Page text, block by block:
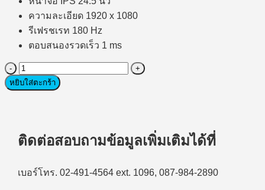
ความละเอียด 1920 x 1080
รีเฟรชเรท 180 Hz
ตอบสนองรวดเร็ว 1 ms
จำนวน
Monitor
DHI-
LM25-
Monitor
หยิบใส่ตะกร้า
ติดต่อสอบถามข้อมูลเพิ่มเติมได้ที่
เบอร์โทร. 02-491-4564 ext. 1096, 087-984-2890